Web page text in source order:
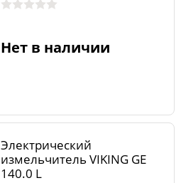
Нет в наличии
Электрический
измельчитель VIKING GE
140.0 L